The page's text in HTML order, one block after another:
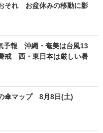
それ お盆休みの移動に影
予報 沖縄・奄美は台風13
戒 西・東日本は厳しい暑
傘マップ 8月8日(土)